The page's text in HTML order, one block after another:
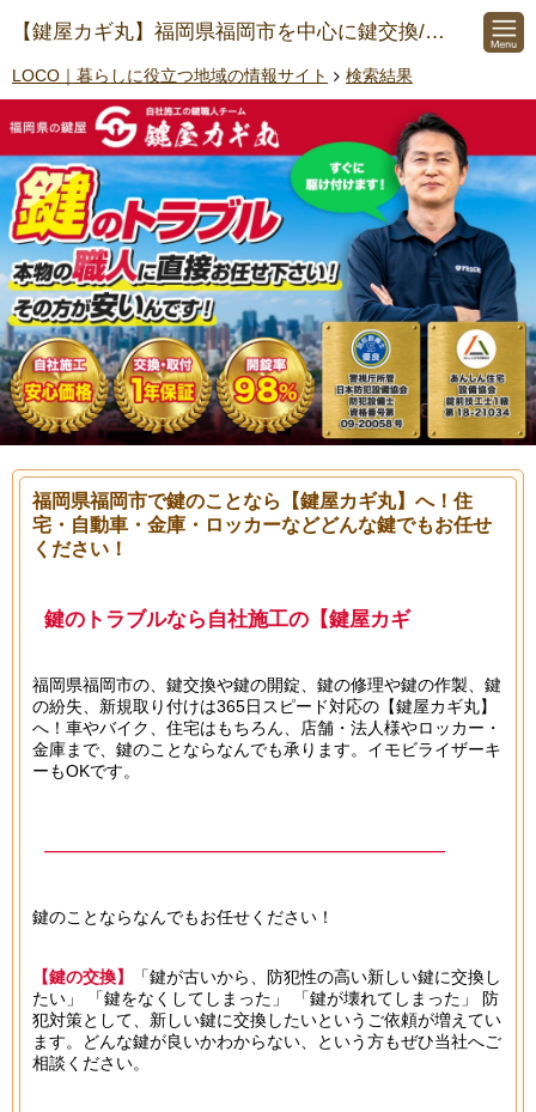
【鍵屋カギ丸】福岡県福岡市を中心に鍵交換/鍵開け/開錠/鍵紛失/鍵修理にご対応
LOCO｜暮らしに役立つ地域の情報サイト 検索結果
福岡県福岡市で鍵のことなら【鍵屋カギ丸】へ！住
宅・自動車・金庫・ロッカーなどどんな鍵でもお任せ
ください！
鍵のトラブルなら自社施工の【鍵屋カギ
福岡県福岡市の、鍵交換や鍵の開錠、鍵の修理や鍵の作製、鍵
の紛失、新規取り付けは365日スピード対応の【鍵屋カギ丸】
へ！車やバイク、住宅はもちろん、店舗・法人様やロッカー・
金庫まで、鍵のことならなんでも承ります。イモビライザーキ
ーもOKです。
───────────────────────────────
0120-694-692
───────────────────────────────
鍵のことならなんでもお任せください！
【鍵の交換】
「鍵が古いから、防犯性の高い新しい鍵に交換し
たい」 「鍵をなくしてしまった」 「鍵が壊れてしまった」 防
犯対策として、新しい鍵に交換したいというご依頼が増えてい
ます。どんな鍵が良いかわからない、という方もぜひ当社へご
相談ください。